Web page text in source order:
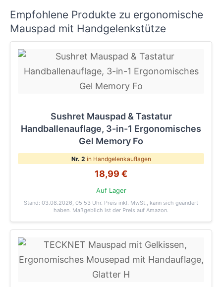
Empfohlene Produkte zu ergonomische
Mauspad mit Handgelenkstütze
Sushret Mauspad & Tastatur
Handballenauflage, 3-in-1 Ergonomisches
Gel Memory Fo
Nr. 2 in Handgelenkauflagen
18,99 €
Auf Lager
Stand: 03.08.2026, 05:53 Uhr. Preis inkl. MwSt., kann sich geändert
haben. Maßgeblich ist der Preis auf Amazon.